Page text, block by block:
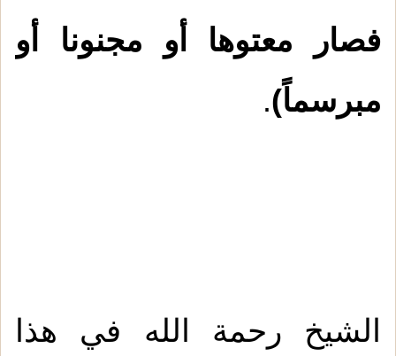
فصار معتوها أو مجنونا أو
مبرسماً).
الشيخ رحمة الله في هذا